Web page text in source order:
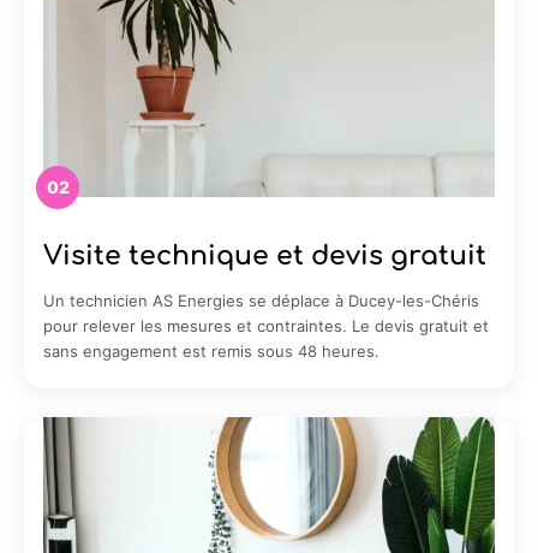
02
Visite technique et devis gratuit
Un technicien AS Energies se déplace à Ducey-les-Chéris
pour relever les mesures et contraintes. Le devis gratuit et
sans engagement est remis sous 48 heures.